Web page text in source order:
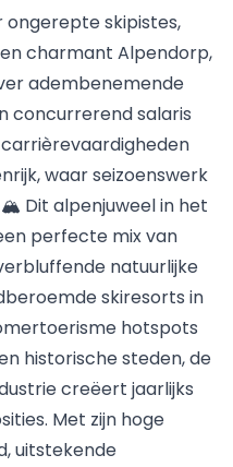
ongerepte skipistes,
charmant Alpendorp,
adembenemende
concurrerend salaris
waar seizoenswerk
Dit alpenjuweel in het
perfecte mix van
natuurlijke
skiresorts in
hotspots
historische steden, de
creëert jaarlijks
Met zijn hoge
uitstekende